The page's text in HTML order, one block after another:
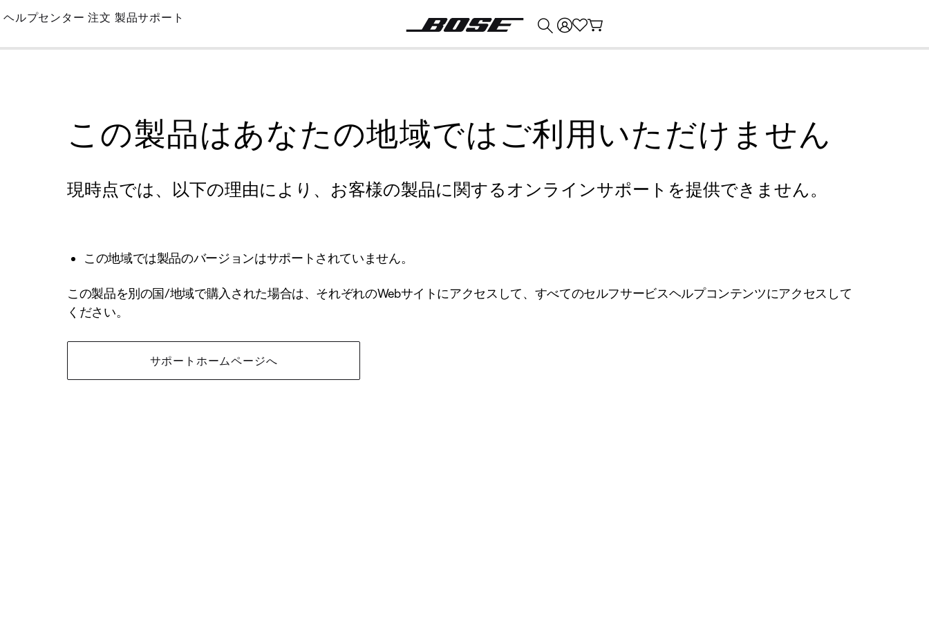
Skip
Main
ヘルプセンター 注文 製品サポート
この製品はあなたの地域ではご利用いただけません
現時点では、以下の理由により、お客様の製品に関するオンラインサポートを提供できません。
この地域では製品のバージョンはサポートされていません。
この製品を別の国/地域で購入された場合は、それぞれのWebサイトにアクセスして、すべてのセルフサービスヘルプコンテンツにアクセスして
ください。
サポートホームページへ